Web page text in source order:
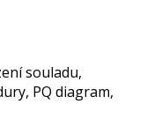
souladu,
PQ diagram,